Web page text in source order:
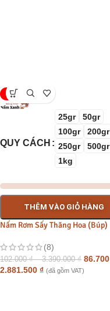
-15%
QUY CÁCH
25gr
50gr
100gr
200gr
250gr
500gr
1kg
THÊM VÀO GIỎ HÀNG
Nấm Rơm Sấy Thăng Hoa (Búp)
(8)
102.000₫ – 3.390.000₫ 86.700
2.881.500 ₫ (đã gồm VAT)